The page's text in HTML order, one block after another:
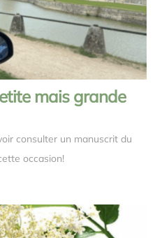
mais grande
consulter un manuscrit du
occasion!